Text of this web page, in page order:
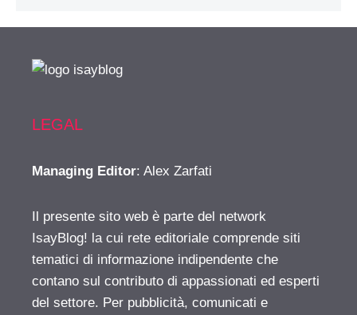
LEGAL
Managing Editor: Alex Zarfati
Il presente sito web è parte del network
IsayBlog! la cui rete editoriale comprende siti
tematici di informazione indipendente che
contano sul contributo di appassionati ed esperti
del settore. Per pubblicità, comunicati e